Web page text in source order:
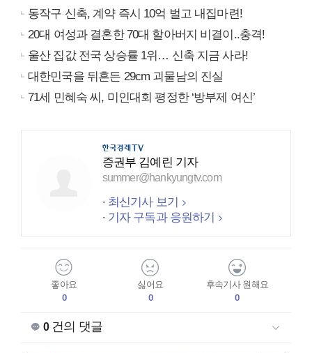
동작구 신축, 계약 즉시 10억 벌고 내집마련!
20대 여성과 결혼한 70대 할아버지 비결이..충격!
울산 집값 전국 상승률 1위… 신축 지금 사라!
대한민국을 뒤흔든 29cm 괴물남의 진실
71세 민혜숙 씨, 미인대회 평정한 ‘방부제 여신’
증권부 김예린 기자
summer@hankyungtv.com
최신기사 보기
기자 구독과 응원하기
좋아요
0
싫어요
0
후속기사 원해요
0
0건의 댓글